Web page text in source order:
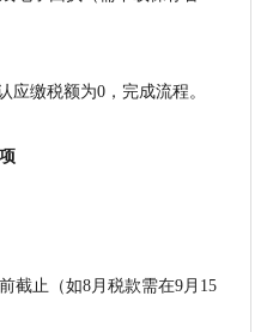
应缴税额为0，完成流程。
截止（如8月税款需在9月15